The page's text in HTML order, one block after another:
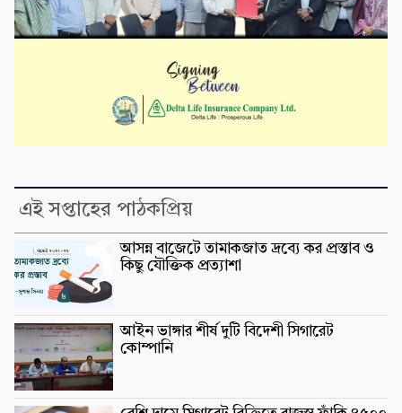
এই সপ্তাহের পাঠকপ্রিয়
আসন্ন বাজেটে তামাকজাত দ্রব্যে কর প্রস্তাব ও
কিছু যৌক্তিক প্রত্যাশা
আইন ভাঙ্গার শীর্ষ দুটি বিদেশী সিগারেট
কোম্পানি